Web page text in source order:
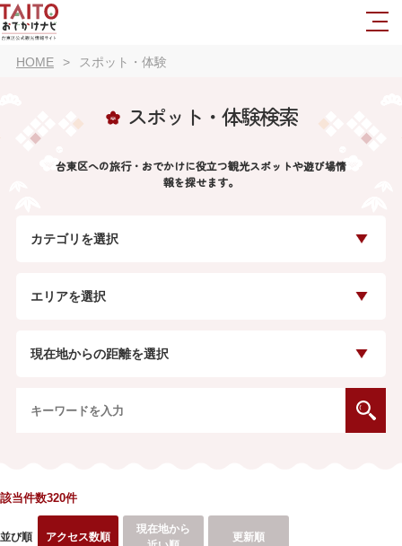
HOME スポット・体験
スポット・体験検索
台東区への旅行・おでかけに役立つ観光スポットや遊び場情
報を探せます。
カテゴリを選択
エリアを選択
現在地からの距離を選択
該当件数320件
並び順 アクセス数順
現在地から
更新順